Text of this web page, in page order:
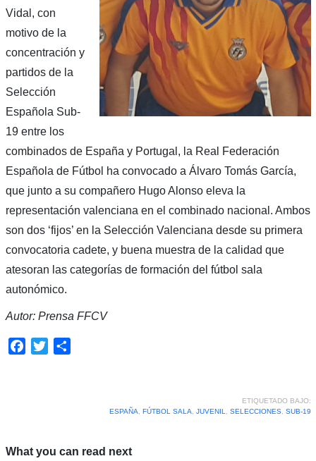
Vidal, con
motivo de la
concentración y
partidos de la
Selección
Española Sub-
19 entre los
combinados de España y Portugal, la Real Federación
Española de Fútbol ha convocado a Álvaro Tomás García,
que junto a su compañero Hugo Alonso eleva la
representación valenciana en el combinado nacional. Ambos
son dos ‘fijos’ en la Selección Valenciana desde su primera
convocatoria cadete, y buena muestra de la calidad que
atesoran las categorías de formación del fútbol sala
autonómico.
Autor: Prensa FFCV
Facebook
Twitter
ETIQUETADO BAJO:
ESPAÑA
FÚTBOL SALA JUVENIL SELECCIONES, SUB-19
What you can read next